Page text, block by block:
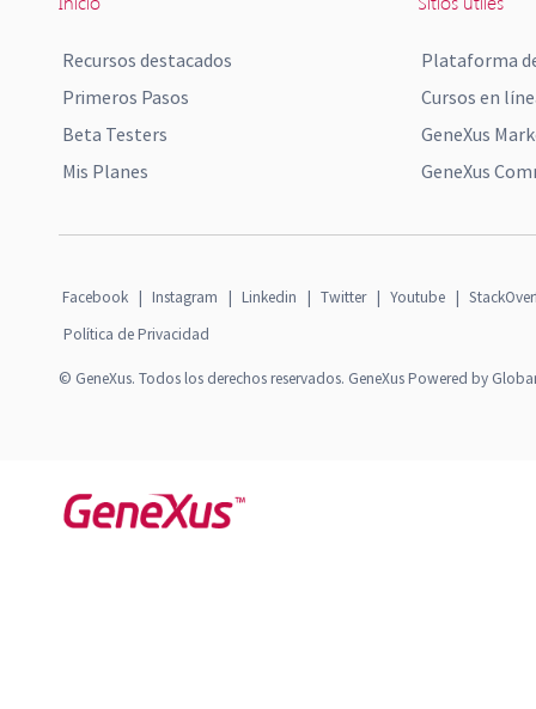
Recursos destacados
Primeros Pasos
Beta Testers
Mis Planes
Plataforma
Cursos en
GeneXus
GeneXus
Facebook | Instagram | Linkedin | Twitter | Youtube |
Política de Privacidad
© GeneXus. Todos los derechos reservados. GeneXus Powered by